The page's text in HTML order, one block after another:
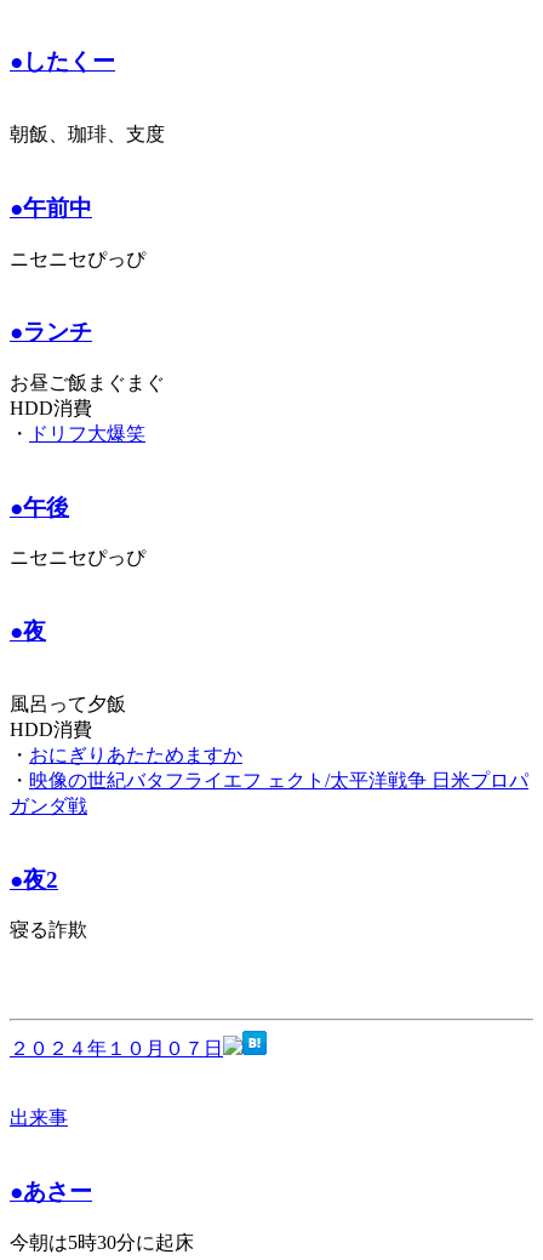
●したくー
朝飯、珈琲、支度
●午前中
ニセニセぴっぴ
●ランチ
お昼ご飯まぐまぐ
HDD消費
・
ドリフ大爆笑
●午後
ニセニセぴっぴ
●夜
風呂って夕飯
HDD消費
・ おにぎりあたためますか
・ 映像の世紀バタフライエフ ェクト/太平洋戦争 日米プロパ
ガンダ戦
●夜2
寝る詐欺
２０２４年１０月０７日
出来事
●あさー
今朝は5時30分に起床